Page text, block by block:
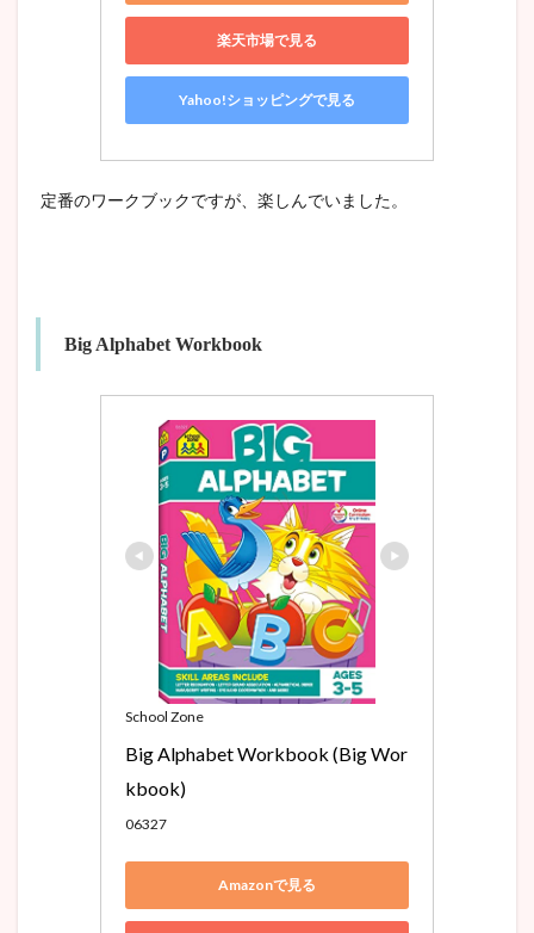
楽天市場で見る
Yahoo!ショッピングで見る
定番のワークブックですが、楽しんでいました。
Big Alphabet Workbook
School Zone
Big Alphabet Workbook (Big Wor
kbook)
06327
Amazonで見る